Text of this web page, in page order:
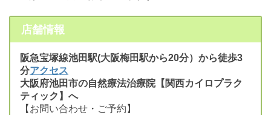
店舗情報
阪急宝塚線池田駅(大阪梅田駅から20分）から徒歩3
分アクセス
大阪府池田市の自然療法治療院【関西カイロプラク
ティック】へ
【お問い合わせ・ご予約】